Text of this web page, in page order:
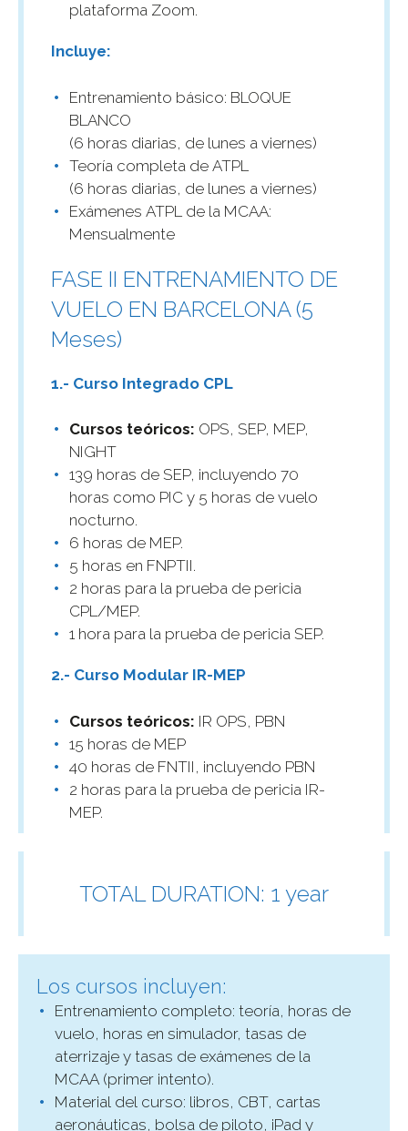
plataforma Zoom.
Incluye:
Entrenamiento básico: BLOQUE
BLANCO
(6 horas diarias, de lunes a viernes)
Teoría completa de ATPL
(6 horas diarias, de lunes a viernes)
Exámenes ATPL de la MCAA:
Mensualmente
FASE II ENTRENAMIENTO DE
VUELO EN BARCELONA (5
Meses)
1.- Curso Integrado CPL
Cursos teóricos: OPS, SEP, MEP,
NIGHT
139 horas de SEP, incluyendo 70
horas como PIC y 5 horas de vuelo
nocturno.
6 horas de MEP.
5 horas en FNPTII.
2 horas para la prueba de pericia
CPL/MEP.
1 hora para la prueba de pericia SEP.
2.- Curso Modular IR-MEP
Cursos teóricos: IR OPS, PBN
15 horas de MEP
40 horas de FNTII, incluyendo PBN
2 horas para la prueba de pericia IR-
MEP.
TOTAL DURATION: 1 year
Los cursos incluyen:
Entrenamiento completo: teoría, horas de
vuelo, horas en simulador, tasas de
aterrizaje y tasas de exámenes de la
MCAA (primer intento).
Material del curso: libros, CBT, cartas
aeronáuticas, bolsa de piloto, iPad y